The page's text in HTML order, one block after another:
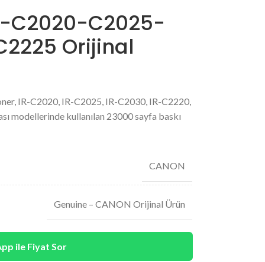
C2020-C2025-
Orijinal
IR-C2020, IR-C2025, IR-C2030, IR-C2220,
modellerinde kullanılan 23000 sayfa baskı
CANON
Genuine – CANON Orijinal Ürün
ile Fiyat Sor